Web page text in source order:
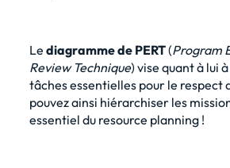
Le diagramme de PERT(Program
Review Technique) vise quant à lui
tâches essentielles pour le respect
pouvez ainsi hiérarchiser les
essentiel du resource planning !